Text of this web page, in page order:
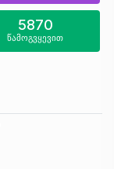
5870
წამოგვყევით